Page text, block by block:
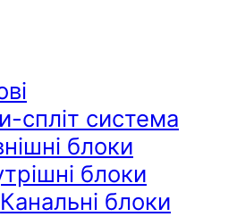
спліт система
блоки
блоки
Канальні блоки